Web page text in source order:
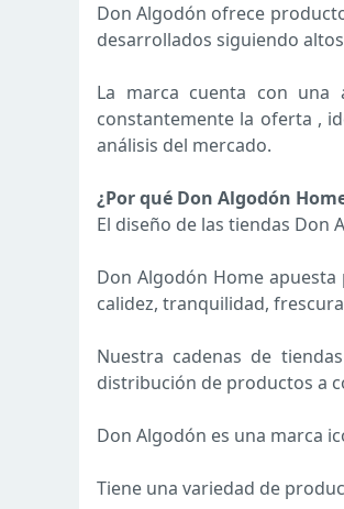
Don Algodón ofrece
desarrollados siguiendo
La marca cuenta con una
constantemente la oferta ,
análisis del mercado.
¿Por qué Don Algodón
El diseño de las tiendas Don
Don Algodón Home
calidez, tranquilidad,
Nuestra cadenas de
distribución de productos a
Don Algodón es una marca
Tiene una variedad de